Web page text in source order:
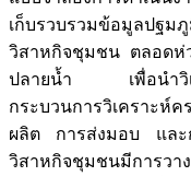
เก็บรวบรวมข้อมูลปฐม
วิสาหกิจชุมชน ตลอดห่
ปลายน้ำ เพื่อนำวิเค
กระบวนการวิเคราะ
ผลิต การส่งมอบ แล
วิสาหกิจชุมชนมีการวา